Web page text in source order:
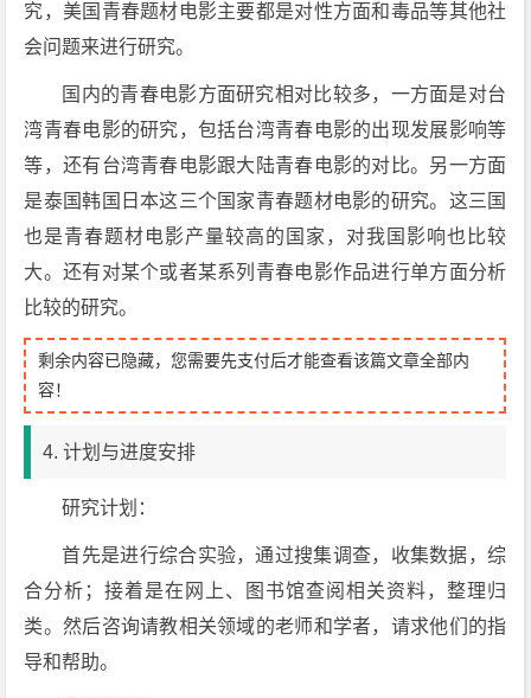
究，美国青春题材电影主要都是对性方面和毒品等其他社
会问题来进行研究。
国内的青春电影方面研究相对比较多，一方面是对台
湾青春电影的研究，包括台湾青春电影的出现发展影响等
等，还有台湾青春电影跟大陆青春电影的对比。另一方面
是泰国韩国日本这三个国家青春题材电影的研究。这三国
也是青春题材电影产量较高的国家，对我国影响也比较
大。还有对某个或者某系列青春电影作品进行单方面分析
比较的研究。
剩余内容已隐藏，您需要先支付后才能查看该篇文章全部内
容！
4. 计划与进度安排
研究计划：
首先是进行综合实验，通过搜集调查，收集数据，综
合分析；接着是在网上、图书馆查阅相关资料，整理归
类。然后咨询请教相关领域的老师和学者，请求他们的指
导和帮助。